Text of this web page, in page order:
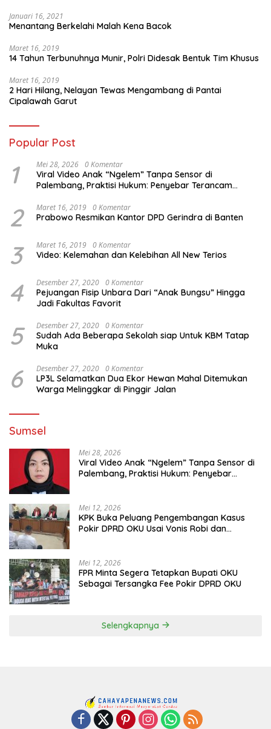
Januari 16, 2021
Menantang Berkelahi Malah Kena Bacok
Maret 16, 2019
14 Tahun Terbunuhnya Munir, Polri Didesak Bentuk Tim Khusus
Maret 16, 2019
2 Hari Hilang, Nelayan Tewas Mengambang di Pantai
Cipalawah Garut
Popular Post
1 Mei 28, 2026 0 Komentar
Viral Video Anak “Ngelem” Tanpa Sensor di
Palembang, Praktisi Hukum: Penyebar Terancam
2 Maret 16, 2019 0 Komentar
Prabowo Resmikan Kantor DPD Gerindra di Banten
3 Maret 16, 2019 0 Komentar
Video: Kelemahan dan Kelebihan All New Terios
4 Desember 27, 2020 0 Komentar
Pejuangan Fisip Unbara Dari “Anak Bungsu” Hingga
Jadi Fakultas Favorit
5 Desember 27, 2020 0 Komentar
Sudah Ada Beberapa Sekolah siap Untuk KBM Tatap
Muka
6 Desember 27, 2020 0 Komentar
LP3L Selamatkan Dua Ekor Hewan Mahal Ditemukan
Warga Melinggkar di Pinggir Jalan
Sumsel
Mei 28, 2026
Viral Video Anak “Ngelem” Tanpa Sensor di
Palembang, Praktisi Hukum: Penyebar
Mei 12, 2026
KPK Buka Peluang Pengembangan Kasus
Pokir DPRD OKU Usai Vonis Robi dan
Mei 12, 2026
FPR Minta Segera Tetapkan Bupati OKU
Sebagai Tersangka Fee Pokir DPRD OKU
Selengkapnya